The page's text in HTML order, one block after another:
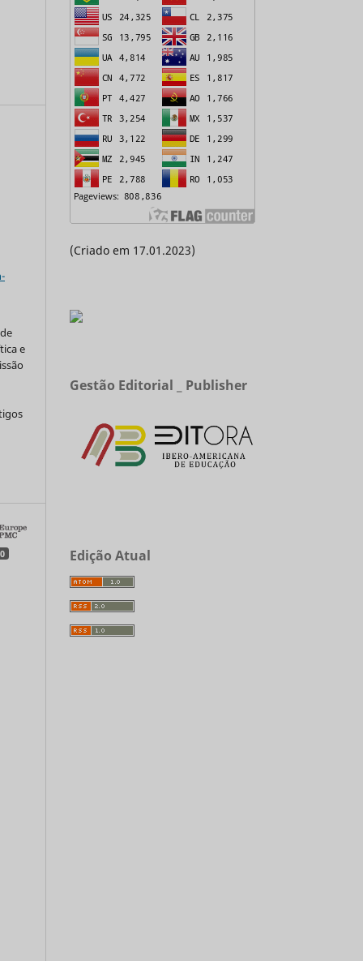
e
0
(Criado em 17.01.2023)
Gestão Editorial _ Publisher
Edição Atual